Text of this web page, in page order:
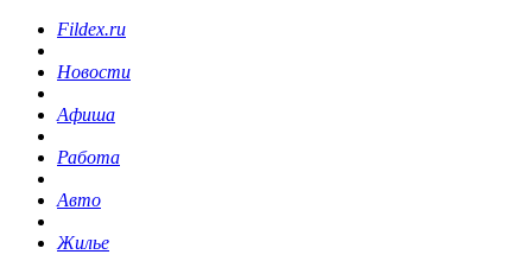
Fildex.ru
Новости
Афиша
Работа
Авто
Жилье